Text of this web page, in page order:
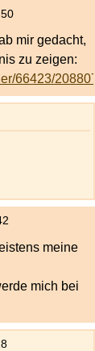
mir gedacht,
zu zeigen:
66423/
meine
mich bei